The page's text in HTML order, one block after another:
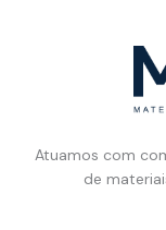
Atuamos com
de